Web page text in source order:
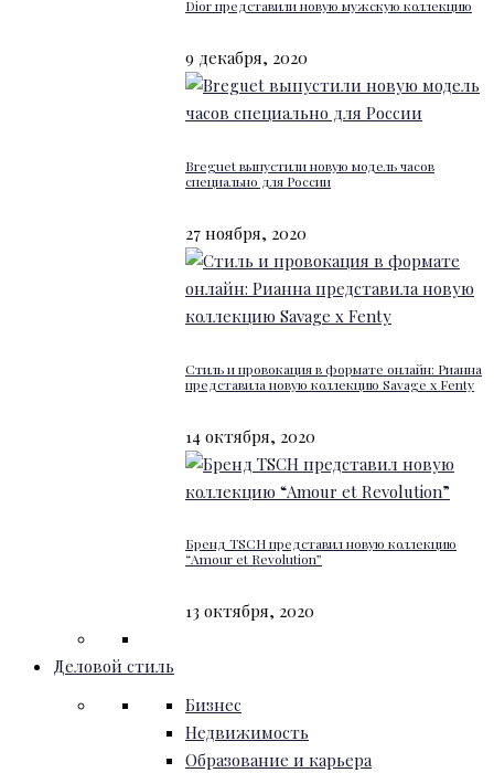
Dior представили новую мужскую коллекцию
9 декабря, 2020
Breguet выпустили новую модель часов
специально для России
27 ноября, 2020
Стиль и провокация в формате онлайн: Рианна
представила новую коллекцию Savage x Fenty
14 октября, 2020
Бренд TSCH представил новую коллекцию
“Amour et Revolution”
13 октября, 2020
Деловой стиль
Бизнес
Недвижимость
Образование и карьера